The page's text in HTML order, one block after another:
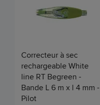
Correcteur à sec
rechargeable White
line RT Begreen -
Bande L 6 m x l 4 mm -
Pilot